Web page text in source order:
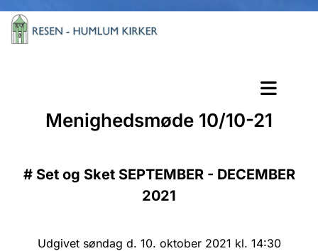
Menighedsmøde 10/10-21
# Set og Sket SEPTEMBER - DECEMBER
2021
Udgivet søndag d. 10. oktober 2021 kl. 14:30